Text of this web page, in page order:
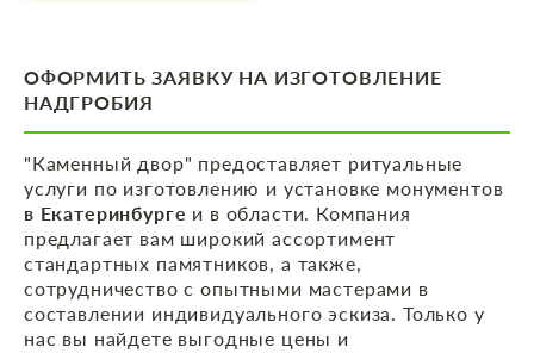
ОФОРМИТЬ ЗАЯВКУ НА ИЗГОТОВЛЕНИЕ
НАДГРОБИЯ
"Каменный двор" предоставляет ритуальные
услуги по изготовлению и установке монументов
в Екатеринбурге и в области. Компания
предлагает вам широкий ассортимент
стандартных памятников, а также,
сотрудничество с опытными мастерами в
составлении индивидуального эскиза. Только у
нас вы найдете выгодные цены и